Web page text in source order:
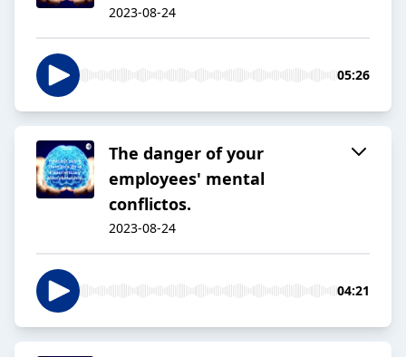
2023-08-24
05:26
The danger of your
employees' mental
conflictos.
2023-08-24
04:21